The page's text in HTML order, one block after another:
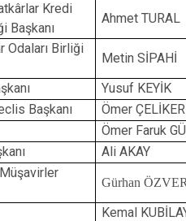
Kredi
Başkanı
Ahmet TURAL
Odaları Birliği
Metin SİPAHİ
Yusuf KEYİK
Başkanı
Ömer ÇELİKER
Ömer Faruk
Ali AKAY
Gürhan
Kemal